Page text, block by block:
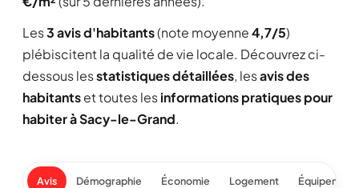
Les3 avis d'habitants(note moyenne4,7/5)
plébiscitent la qualité de vie locale. Découvrez ci-
dessous lesstatistiques détaillées, lesavis des
habitantset toutes lesinformations pratiques pour
habiter à Sacy-le-Grand.
Avis Démographie Économie Logement